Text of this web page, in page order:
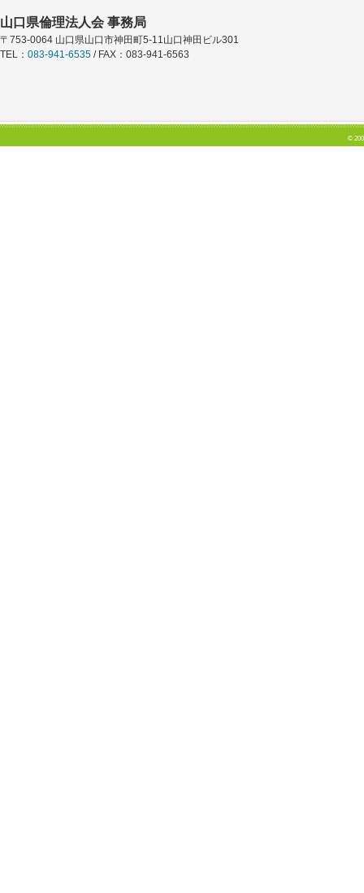
山口県倫理法人会 事務局
〒753-0064 山口県山口市神田町5-11山口神田ビル301
TEL： 083-941-6535 / FAX：083-941-6563
©